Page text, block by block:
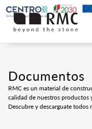
Documentos
RMC es un material de
calidad de nuestros productos
Descubre y descarguate todos